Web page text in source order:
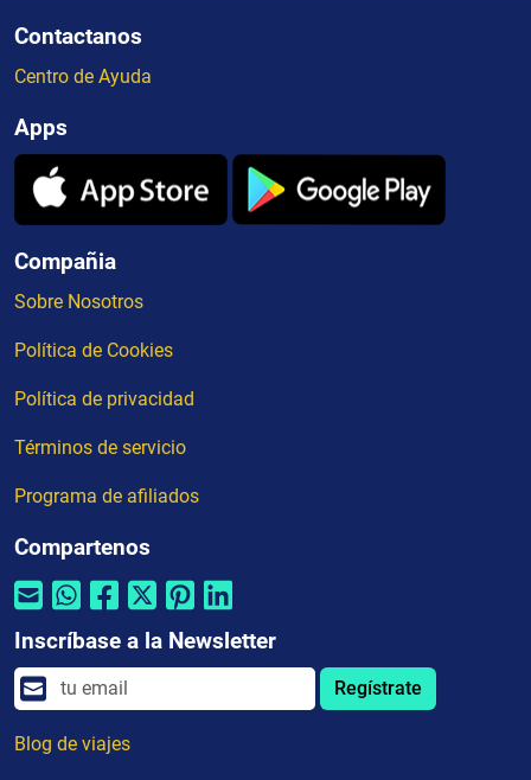
Contactanos
Centro de Ayuda
Apps
Compañia
Sobre Nosotros
Política de Cookies
Política de privacidad
Términos de servicio
Programa de afiliados
Compartenos
Inscríbase a la Newsletter
Regístrate
Blog de viajes